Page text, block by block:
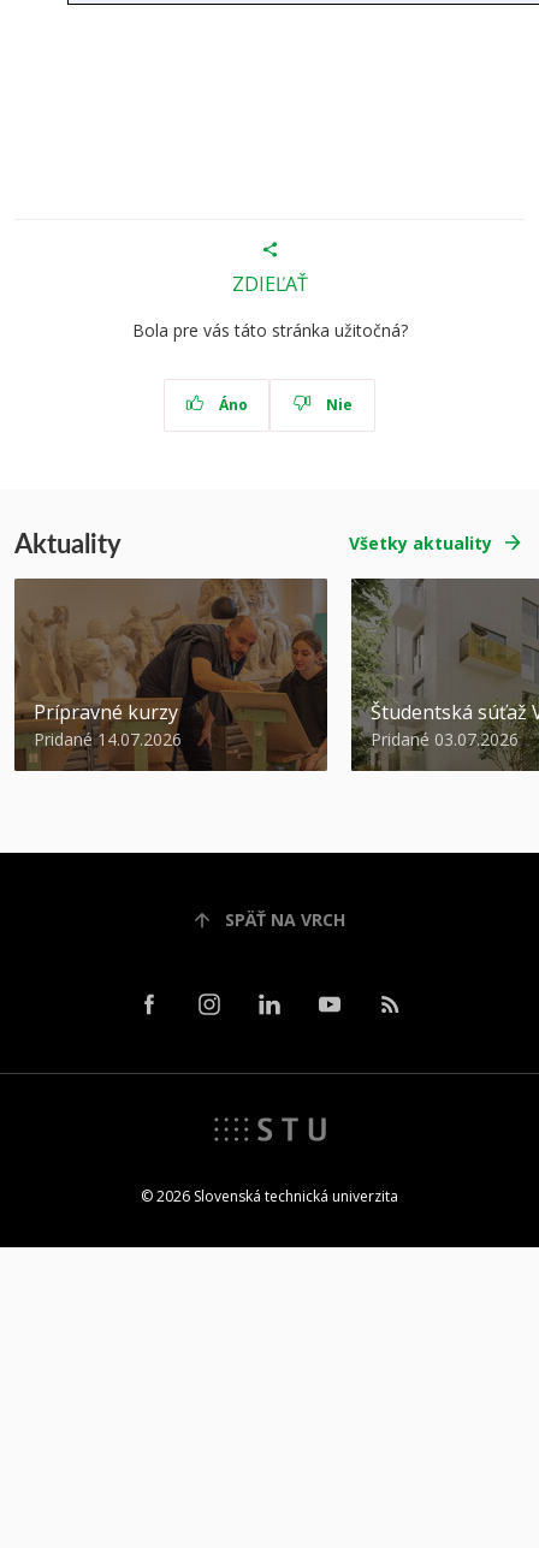
ZDIEĽAŤ
Bola pre vás táto stránka užitočná?
Áno Nie
Aktuality Všetky aktuality
Prípravné kurzy
Pridané 14.07.2026
Študentská súťaž
Pridané 03.07.2026
SPÄŤ NA VRCH
© 2026 Slovenská technická univerzita